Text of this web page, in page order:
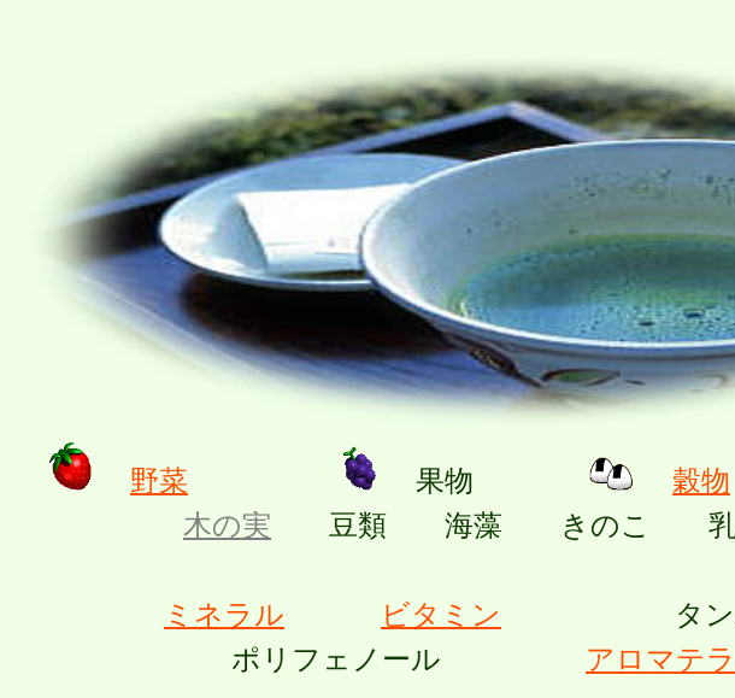
平成２０年６月３
野菜 果物 穀物
木の実 豆類 海藻 きのこ
ミネラル ビタミン
タン
ポリフェノール アロマテ